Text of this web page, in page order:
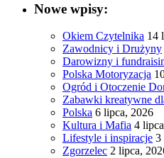
Nowe wpisy:
Okiem Czytelnika 14
Zawodnicy i Drużyny
Darowizny i
Polska Motoryzacja
Ogród i Otoczenie
Zabawki kreatywne
Polska 6 lipca, 2026
Kultura i Mafia 4
Lifestyle i inspiracje 3
Zgorzelec 2 lipca,